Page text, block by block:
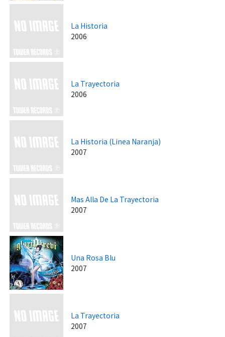
La Historia
2006
La Trayectoria
2006
La Historia (Linea Naranja)
2007
Mas Alla De La Trayectoria
2007
Una Rosa Blu
2007
La Trayectoria
2007